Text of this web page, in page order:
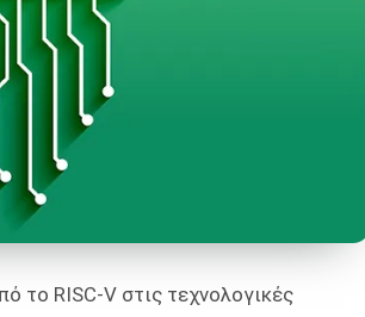
το RISC-V στις τεχνολογικές